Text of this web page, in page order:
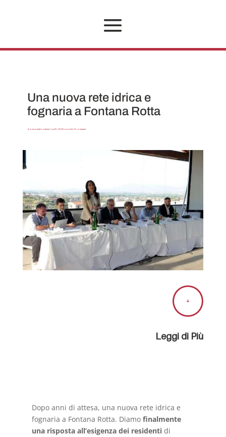
Una nuova rete idrica e
fognaria a Fontana Rotta
daEmanuele Forlivesi | Ott 10, 2023 |Sociale | 0 commenti

Leggi di Più
Dopo anni di attesa, una nuova rete idrica e
fognaria a Fontana Rotta. Diamo finalmente
una risposta all’esigenza dei residenti di